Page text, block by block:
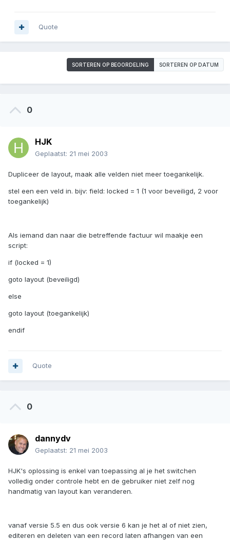
Quote
SORTEREN OP BEOORDELING SORTEREN OP DATUM
0
HJK
Geplaatst: 21 mei 2003
Dupliceer de layout, maak alle velden niet meer toegankelijk.
stel een een veld in. bijv: field: locked = 1 (1 voor beveiligd, 2 voor
toegankelijk)
Als iemand dan naar die betreffende factuur wil maakje een
script:
if (locked = 1)
goto layout (beveiligd)
else
goto layout (toegankelijk)
endif
Quote
0
dannydv
Geplaatst: 21 mei 2003
HJK's oplossing is enkel van toepassing al je het switchen
volledig onder controle hebt en de gebruiker niet zelf nog
handmatig van layout kan veranderen.
vanaf versie 5.5 en dus ook versie 6 kan je het al of niet zien,
editeren en deleten van een record laten afhangen van een